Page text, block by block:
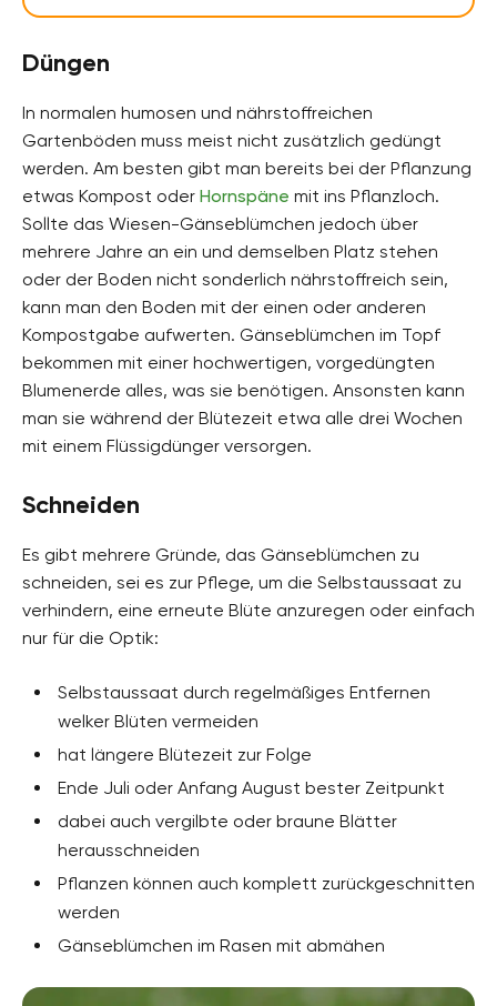
Düngen
In normalen humosen und nährstoffreichen
Gartenböden muss meist nicht zusätzlich gedüngt
werden. Am besten gibt man bereits bei der Pflanzung
etwas Kompost oder Hornspäne mit ins Pflanzloch.
Sollte das Wiesen-Gänseblümchen jedoch über
mehrere Jahre an ein und demselben Platz stehen
oder der Boden nicht sonderlich nährstoffreich sein,
kann man den Boden mit der einen oder anderen
Kompostgabe aufwerten. Gänseblümchen im Topf
bekommen mit einer hochwertigen, vorgedüngten
Blumenerde alles, was sie benötigen. Ansonsten kann
man sie während der Blütezeit etwa alle drei Wochen
mit einem Flüssigdünger versorgen.
Schneiden
Es gibt mehrere Gründe, das Gänseblümchen zu
schneiden, sei es zur Pflege, um die Selbstaussaat zu
verhindern, eine erneute Blüte anzuregen oder einfach
nur für die Optik:
Selbstaussaat durch regelmäßiges Entfernen
welker Blüten vermeiden
hat längere Blütezeit zur Folge
Ende Juli oder Anfang August bester Zeitpunkt
dabei auch vergilbte oder braune Blätter
herausschneiden
Pflanzen können auch komplett zurückgeschnitten
werden
Gänseblümchen im Rasen mit abmähen